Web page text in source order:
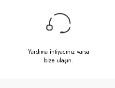
Yardıma ihtiyacınız varsa
bize ulaşın.